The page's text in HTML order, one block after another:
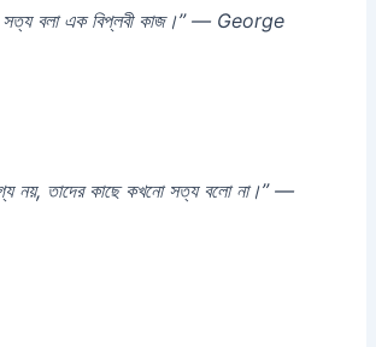
সত্য বলা এক বিপ্লবী কাজ।” — George
নয়, তাদের কাছে কখনো সত্য বলো না।” —